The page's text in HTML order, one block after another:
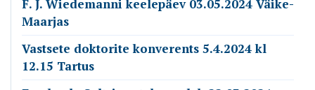
F. J. Wiedemanni keelepäev 03.05.2024 Väike-
Maarjas
Vastsete doktorite konverents 5.4.2024 kl
12.15 Tartus